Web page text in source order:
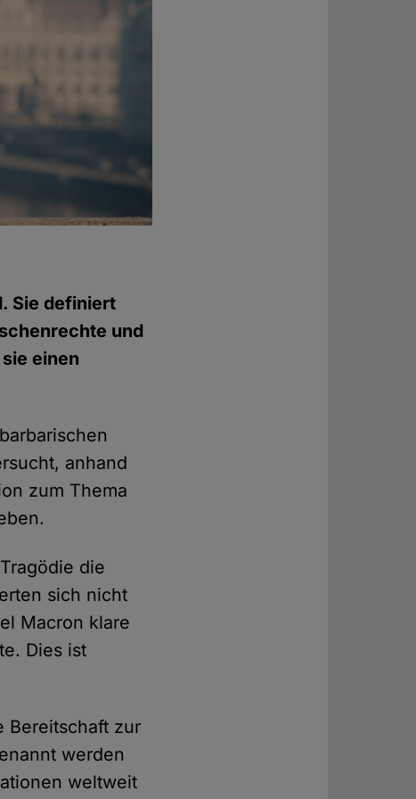
Sie definiert
und
einen
anhand
zum Thema
die
sich nicht
Macron klare
Dies ist
Bereitschaft zur
werden
weltweit